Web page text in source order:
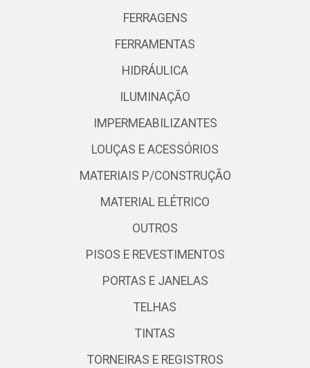
FERRAGENS
FERRAMENTAS
HIDRÁULICA
ILUMINAÇÃO
IMPERMEABILIZANTES
LOUÇAS E ACESSÓRIOS
MATERIAIS P/CONSTRUÇÃO
MATERIAL ELÉTRICO
OUTROS
PISOS E REVESTIMENTOS
PORTAS E JANELAS
TELHAS
TINTAS
TORNEIRAS E REGISTROS